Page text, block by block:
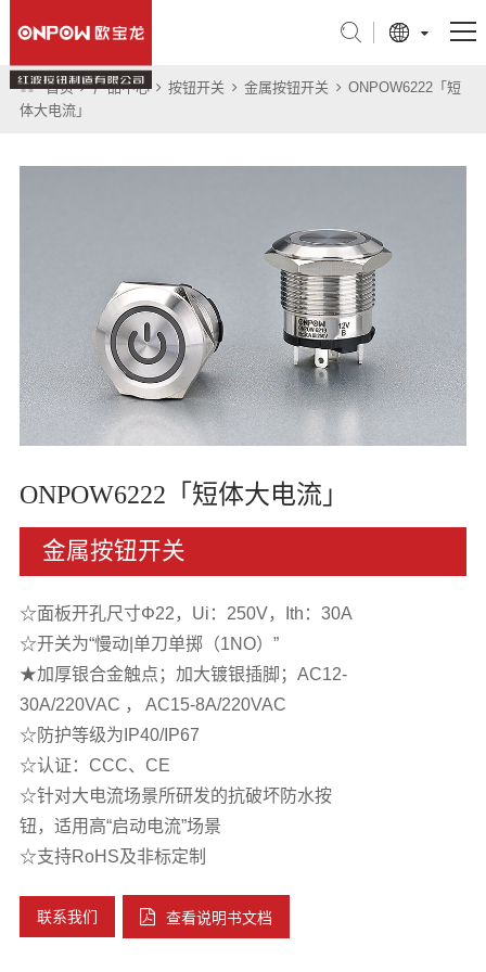
产品中心
联系我们
旗舰店
首页 产品中心 按钮开关 金属按钮开关
ONPOW6222「短
体大电流」
ONPOW6222「短体大电流」
金属按钮开关
☆面板开孔尺寸Φ22，Ui：250V，Ith：30A
☆开关为“慢动|单刀单掷（1NO）”
★加厚银合金触点；加大镀银插脚；AC12-
30A/220VAC ， AC15-8A/220VAC
☆防护等级为IP40/IP67
☆认证：CCC、CE
☆针对大电流场景所研发的抗破坏防水按
钮，适用高“启动电流”场景
☆支持RoHS及非标定制
联系我们 查看说明书文档